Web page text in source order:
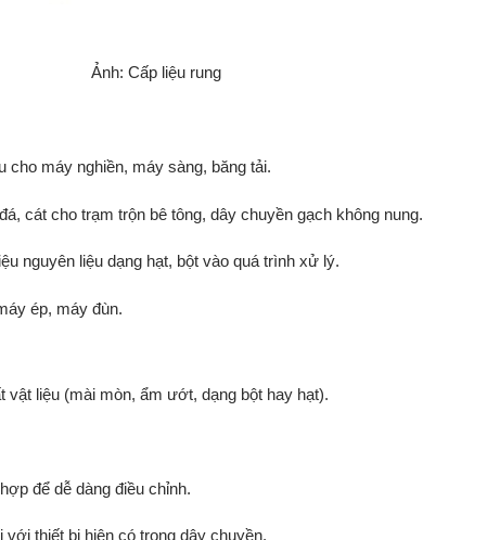
Ảnh: Cấp liệu rung
cho máy nghiền, máy sàng, băng tải.
đá, cát cho trạm trộn bê tông, dây chuyền gạch không nung.
nguyên liệu dạng hạt, bột vào quá trình xử lý.
ép, máy đùn.
vật liệu (mài mòn, ẩm ướt, dạng bột hay hạt).
hợp để dễ dàng điều chỉnh.
với thiết bị hiện có trong dây chuyền.